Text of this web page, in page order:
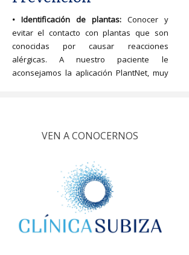
• Identificación de plantas: Conocer y
evitar el contacto con plantas que son
conocidas por causar reacciones
alérgicas. A nuestro paciente le
aconsejamos la aplicación PlantNet, muy
VEN A CONOCERNOS